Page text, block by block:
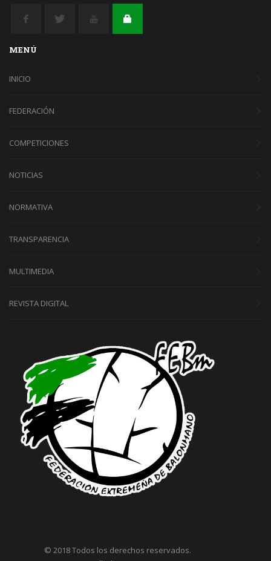
MENÚ
INICIO
FEDERACIÓN
COMPETICIONES
NOTICIAS
NORMATIVA
TRANSPARENCIA
MULTIMEDIA
REVISTA DIGITAL
© 2018 Todos los derechos reservados.